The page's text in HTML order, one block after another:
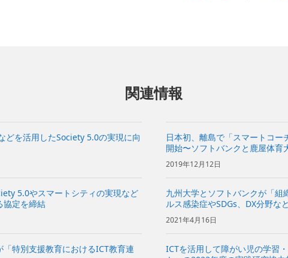
関連情報
どを活用したSociety 5.0の実現に向
日本初、離島で「スマートコ
開始〜ソフトバンクと鹿屋体育
サポート〜
2019年12月12日
5.0やスマートシティの実現など
協定を締結
九州大学とソフトバンクが「
ルス感染症やSDGs、DX分野な
2021年4月16日
特別支援教育におけるICT教育連
ICTを活用して障がい児の学習